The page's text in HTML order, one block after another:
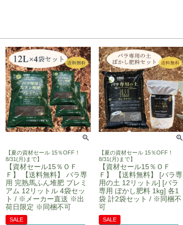
【夏の資材セール 15％OFF！
8/31(月)まで】
【資材セール15％ＯＦ
Ｆ】 【送料無料】 バラ専
用 完熟馬ふん堆肥 プレミ
アム 12リットル 4袋セッ
ト / ※メーカー直送 ※出
荷日限定 ※同梱不可
SALE
【夏の資材セール 15％OFF！
8/31(月)まで】
【資材セール15％ＯＦ
Ｆ】 【送料無料】 [バラ専
用の土 12リットル] [バラ
専用 ぼかし肥料 1kg] 各1
袋 計2袋セット / ※同梱不
可
SALE